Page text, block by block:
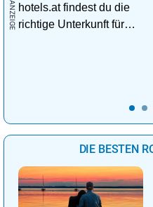
hotels.at findest du die
richtige Unterkunft für
DIE BESTEN